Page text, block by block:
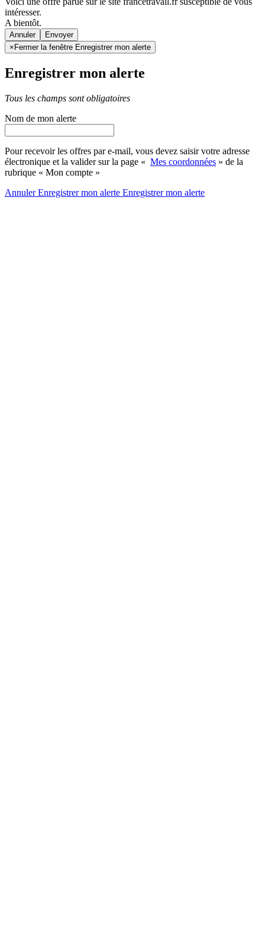
intéresser.
A bientôt.
Annuler
× Fermer la fenêtre Enregistrer mon alerte
Enregistrer mon alerte
Tous les champs sont obligatoires
Nom de mon alerte
Pour recevoir les offres par e-mail, vous devez saisir votre adresse
électronique et la valider sur la page « Mes coordonnées » de la
rubrique « Mon compte »
AnnulerEnregistrer mon alerte Enregistrermon alerte